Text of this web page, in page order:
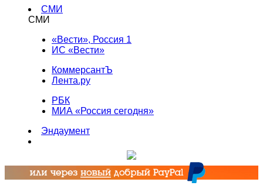
СМИ
СМИ
«Вести», Россия 1
ИС «Вести»
КоммерсантЪ
Лента.ру
РБК
МИА «Россия сегодня»
Эндаумент